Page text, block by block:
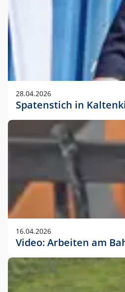
28.04.2026
Spatenstich in
16.04.2026
Video: Arbeiten am